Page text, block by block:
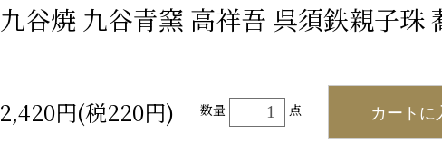
九谷焼 九谷青窯 高祥吾 呉須鉄親子珠
2,420円(税220円) 数量 点 カートに